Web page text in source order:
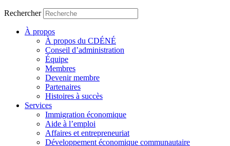
Rechercher
À propos
À propos du CDÉNÉ
Conseil d’administration
Équipe
Membres
Devenir membre
Partenaires
Histoires à succès
Services
Immigration économique
Aide à l’emploi
Affaires et entrepreneuriat
Développement économique communautaire